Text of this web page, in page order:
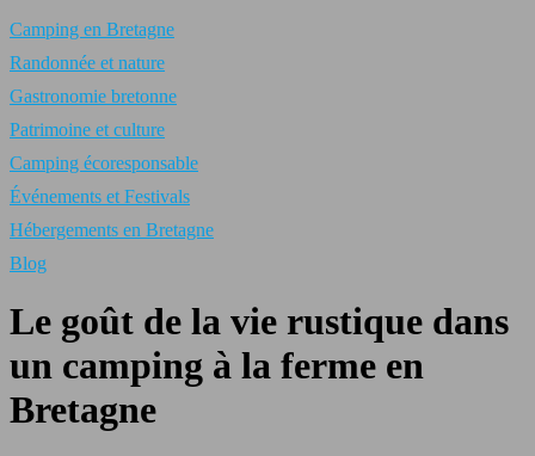
Camping en Bretagne
Randonnée et nature
Gastronomie bretonne
Patrimoine et culture
Camping écoresponsable
Événements et Festivals
Hébergements en Bretagne
Blog
Le goût de la vie rustique dans
un camping à la ferme en
Bretagne